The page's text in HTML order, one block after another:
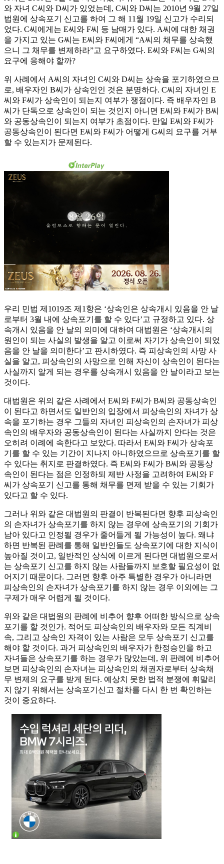
와 자녀 C씨와 D씨가 있었는데, C씨와 D씨는 2010년 9월 27일
법원에 상속포기 신고를 하여 그 해 11월 19일 신고가 수리되
었다. C씨에게는 E씨와 F씨 등 남매가 있다. A씨에 대한 채권
을 가지고 있는 G씨는 E씨와 F씨에게 “A씨의 채무를 상속했
으니 그 채무를 변제하라”고 요구하였다. E씨와 F씨는 G씨의
요구에 응해야 할까?
위 사례에서 A씨의 자녀인 C씨와 D씨는 상속을 포기하였으므
로, 배우자인 B씨가 상속인인 것은 분명하다. C씨의 자녀인 E
씨와 F씨가 상속인이 되는지 여부가 쟁점이다. 즉 배우자인 B
씨가 단독으로 상속인이 되는 것인지 아니면 E씨와 F씨가 B씨
와 공동상속인이 되는지 여부가 초점이다. 만일 E씨와 F씨가
공동상속인이 된다면 E씨와 F씨가 어떻게 G씨의 요구를 거부
할 수 있는지가 문제된다.
우리 민법 제1019조 제1항은 ‘상속인은 상속개시 있음을 안 날
로부터 3월 내에 상속포기를 할 수 있다’고 규정하고 있다. 상
속개시 있음을 안 날의 의미에 대하여 대법원은 ‘상속개시의
원인이 되는 사실의 발생을 알고 이로써 자기가 상속인이 되었
음을 안 날을 의미한다’고 판시하였다. 즉 피상속인의 사망 사
실을 알고, 피상속인의 사망으로 인해 자신이 상속인이 된다는
사실까지 알게 되는 경우를 상속개시 있음을 안 날이라고 보는
것이다.
대법원은 위의 같은 사례에서 E씨와 F씨가 B씨와 공동상속인
이 된다고 하면서도 일반인의 입장에서 피상속인의 자녀가 상
속을 포기하는 경우 그들의 자녀인 피상속인의 손자녀가 피상
속인의 배우자와 공동상속인이 된다는 사실까지 안다는 것은
오히려 이례에 속한다고 보았다. 따라서 E씨와 F씨가 상속포
기를 할 수 있는 기간이 지나지 아니하였으므로 상속포기를 할
수 있다는 취지로 판결하였다. 즉 E씨와 F씨가 B씨와 공동상
속인이 된다는 점은 인정하되 제반 사정을 고려하여 E씨와 F
씨가 상속포기 신고를 통해 채무를 면제 받을 수 있는 기회가
있다고 할 수 있다.
그러나 위와 같은 대법원의 판결이 반복된다면 향후 피상속인
의 손자녀가 상속포기를 하지 않는 경우에 상속포기의 기회가
남아 있다고 인정될 경우가 줄어들게 될 가능성이 높다. 왜냐
하면 반복된 판례를 통해 일반인들도 상속포기에 대한 지식이
높아질 것이고, 일반적인 상식에 이르게 된다면 대법원으로서
는 상속포기 신고를 하지 않는 사람들까지 보호할 필요성이 없
어지기 때문이다. 그러면 향후 아주 특별한 경우가 아니라면
피상속인의 손자녀가 상속포기를 하지 않는 경우 이외에는 그
구제가 매우 어렵게 될 것이다.
위와 같은 대법원의 판례에 비추어 향후 어떠한 방식으로 상속
포기를 할 것인가. 적어도 피상속인의 배우자와 모든 직계비
속, 그리고 상속인 자격이 있는 사람은 모두 상속포기 신고를
해야 할 것이다. 과거 피상속인의 배우자가 한정승인을 하고
자녀들은 상속포기를 하는 경우가 많았는데, 위 판례에 비추어
보면 피상속인의 손자녀는 피상속인의 채권자로부터 상속채
무 변제의 요구를 받게 된다. 예상치 못한 법적 분쟁에 휘말리
지 않기 위해서는 상속포기신고 절차를 다시 한 번 확인하는
것이 중요하다.